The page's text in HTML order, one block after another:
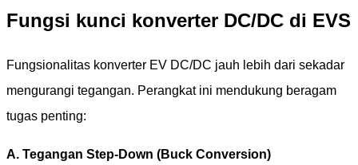
Fungsi kunci konverter DC/DC di EVS
Fungsionalitas konverter EV DC/DC jauh lebih dari sekadar
mengurangi tegangan. Perangkat ini mendukung beragam
tugas penting:
A. Tegangan Step-Down (Buck Conversion)